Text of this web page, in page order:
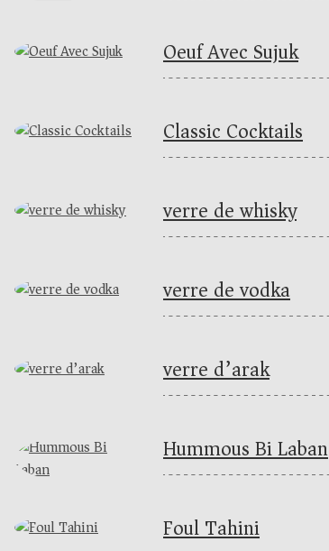
Oeuf Avec Sujuk
Classic Cocktails
verre de whisky
verre de vodka
verre d’arak
Hummous Bi Laban
Foul Tahini